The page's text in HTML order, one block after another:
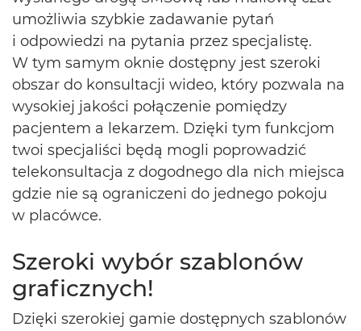
umożliwia szybkie zadawanie pytań
i odpowiedzi na pytania przez specjalistę.
W tym samym oknie dostępny jest szeroki
obszar do konsultacji wideo, który pozwala na
wysokiej jakości połączenie pomiędzy
pacjentem a lekarzem. Dzięki tym funkcjom
twoi specjaliści będą mogli poprowadzić
telekonsultacja z dogodnego dla nich miejsca
gdzie nie są ograniczeni do jednego pokoju
w placówce.
Szeroki wybór szablonów
graficznych!
Dzięki szerokiej gamie dostępnych szablonów